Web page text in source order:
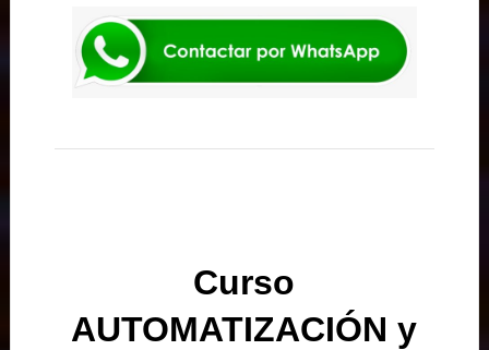
Curso
AUTOMATIZACIÓN y